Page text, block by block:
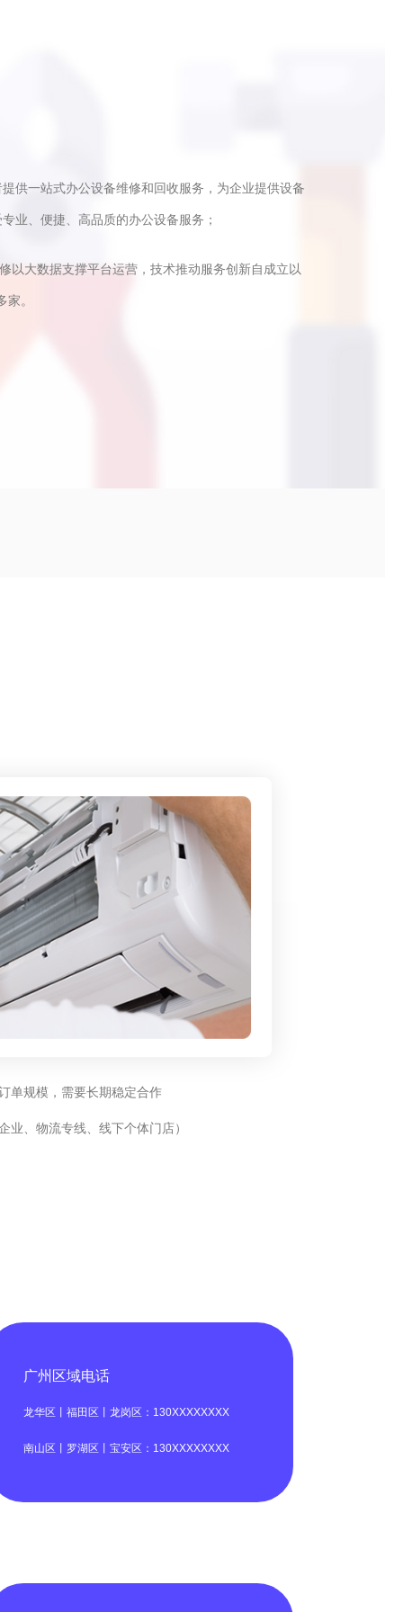
供一站式办公设备维修和回收服务，为企业提供设备
业、便捷、高品质的办公设备服务；
以大数据支撑平台运营，技术推动服务创新自成立以
。
单规模，需要长期稳定合作
业、物流专线、线下个体门店）
广州区域电话
龙华区丨福田区丨龙岗区：130XXXXXXXX
南山区丨罗湖区丨宝安区：130XXXXXXXX